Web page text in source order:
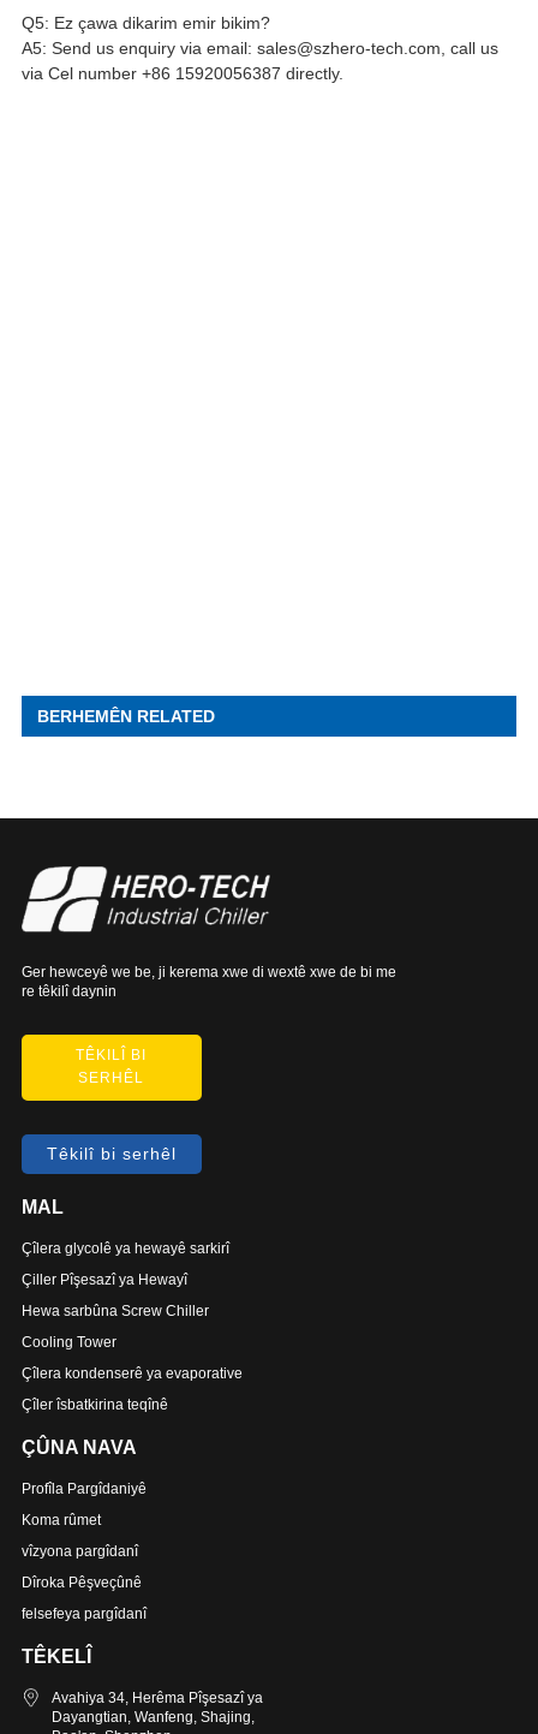
Q5: Ez çawa dikarim emir bikim?
A5: Send us enquiry via email: sales@szhero-tech.com, call us
via Cel number +86 15920056387 directly.
BERHEMÊN RELATED
Ger hewceyê we be, ji kerema xwe di wextê xwe de bi me
re têkilî daynin
TÊKILÎ BI
SERHÊL
Têkilî bi serhêl
MAL
Çîlera glycolê ya hewayê sarkirî
Çiller Pîşesazî ya Hewayî
Hewa sarbûna Screw Chiller
Cooling Tower
Çîlera kondenserê ya evaporative
Çîler îsbatkirina teqînê
ÇÛNA NAVA
Profîla Pargîdaniyê
Koma rûmet
vîzyona pargîdanî
Dîroka Pêşveçûnê
felsefeya pargîdanî
TÊKELÎ
Avahiya 34, Herêma Pîşesazî ya
Dayangtian, Wanfeng, Shajing,